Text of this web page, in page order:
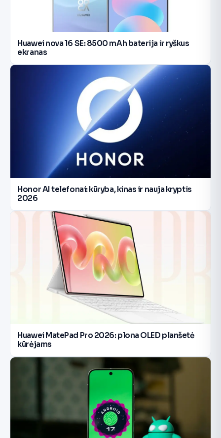
Huawei nova 16 SE: 8500 mAh baterija ir ryškus
ekranas
Honor AI telefonai: kūryba, kinas ir nauja kryptis
2026
Huawei MatePad Pro 2026: plona OLED planšetė
kūrėjams